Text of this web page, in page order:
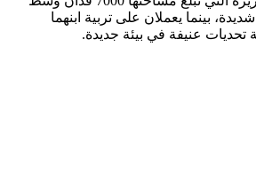
بينما يعملان على تربية ابنهما
تحديات عنيفة في بيئة جديدة.